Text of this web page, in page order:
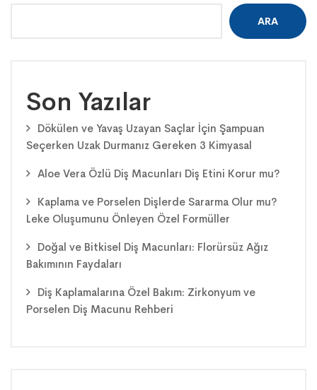
ARA
Son Yazılar
Dökülen ve Yavaş Uzayan Saçlar İçin Şampuan
Seçerken Uzak Durmanız Gereken 3 Kimyasal
Aloe Vera Özlü Diş Macunları Diş Etini Korur mu?
Kaplama ve Porselen Dişlerde Sararma Olur mu?
Leke Oluşumunu Önleyen Özel Formüller
Doğal ve Bitkisel Diş Macunları: Florürsüz Ağız
Bakımının Faydaları
Diş Kaplamalarına Özel Bakım: Zirkonyum ve
Porselen Diş Macunu Rehberi